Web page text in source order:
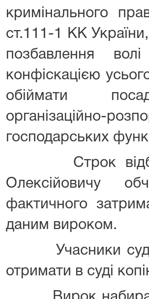
кримінального
ст.111-1 КК
позбавлення
конфіскацією
обіймати
організаційно-
господарських
Строк
Олексійовичу
фактичного
даним вироком.
Учасники
отримати в суді